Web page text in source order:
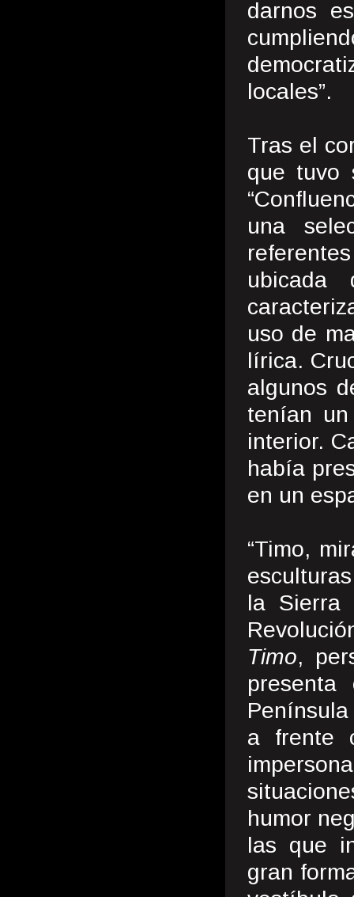
darnos
locales”.
Tras el
que tuvo
una
ubicada
uso de
lírica.
algunos
tenían
interior.
había
en un
“Timo,
la Sierra
Timo,
a frente
humor
las que
gran